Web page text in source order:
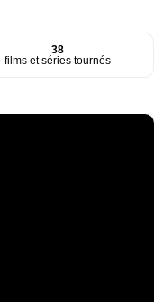
38
films et séries tournés